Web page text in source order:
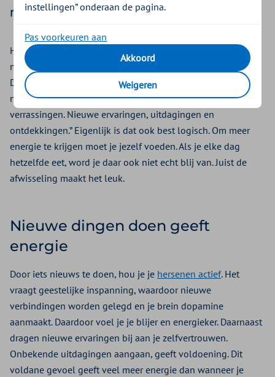
meer energie krijgt? Dit is dé sleutel.
Het is eigenlijk heel simpel: om meer energie te krijgen
moeten we bezig blijven. Of zoals Harvard-hoogleraar
Daniel Gilbert uitlegt in zijn boek Stuiten op geluk: “Het zijn
niet de bekende dingen die ons gelukkig maken, maar de
verrassingen. Nieuwe ervaringen, uitdagingen en
ontdekkingen.” Eigenlijk is dat ook best logisch. Om meer
energie te krijgen moet je jezelf voeden. Als je elke dag
hetzelfde eet, word je daar ook niet echt blij van. Juist de
afwisseling maakt het leuk.
Nieuwe dingen doen geeft
energie
Door iets nieuws te doen, hou je je hersenen actief. Het
vraagt geestelijke inspanning, waardoor nieuwe
verbindingen worden gelegd en je brein dopamine
aanmaakt. Daardoor voel je je blijer en energieker. Daarnaast
dragen nieuwe ervaringen bij aan je zelfvertrouwen.
Onbekende uitdagingen aangaan, geeft voldoening. Dit
voldane gevoel geeft veel meer energie dan wanneer je
instellingen” onderaan de pagina.
Pas voorkeuren aan
Akkoord
Weigeren